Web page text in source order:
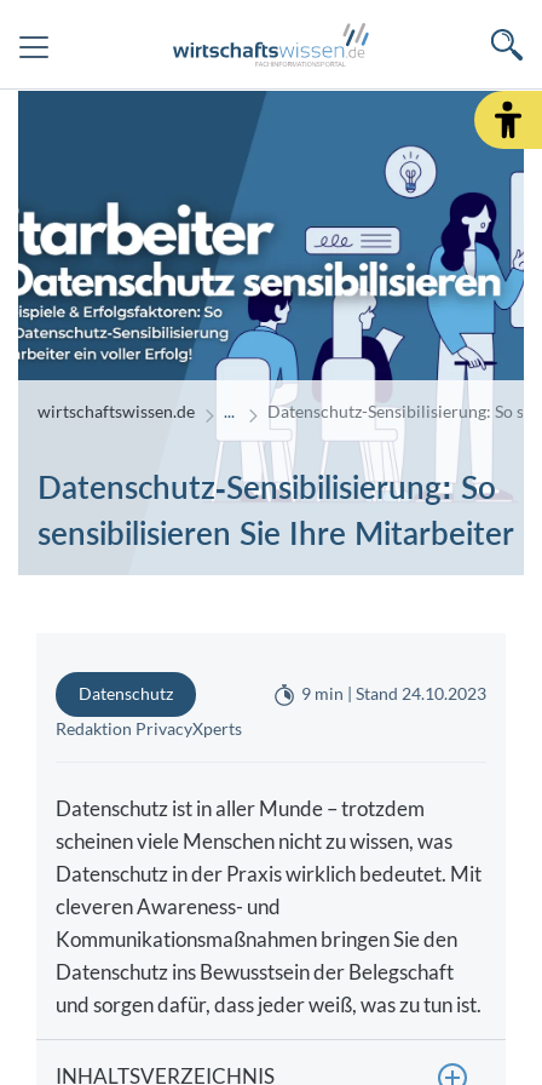
wirtschaftswissen.de Datenschutz-Sensibilisierung: So
Datenschutz-Sensibilisierung: So
sensibilisieren Sie Ihre Mitarbeiter
Datenschutz
9 min | Stand 24.10.2023
Redaktion PrivacyXperts
Datenschutz ist in aller Munde – trotzdem
scheinen viele Menschen nicht zu wissen, was
Datenschutz in der Praxis wirklich bedeutet. Mit
cleveren Awareness- und
Kommunikationsmaßnahmen bringen Sie den
Datenschutz ins Bewusstsein der Belegschaft
und sorgen dafür, dass jeder weiß, was zu tun ist.
INHALTSVERZEICHNIS